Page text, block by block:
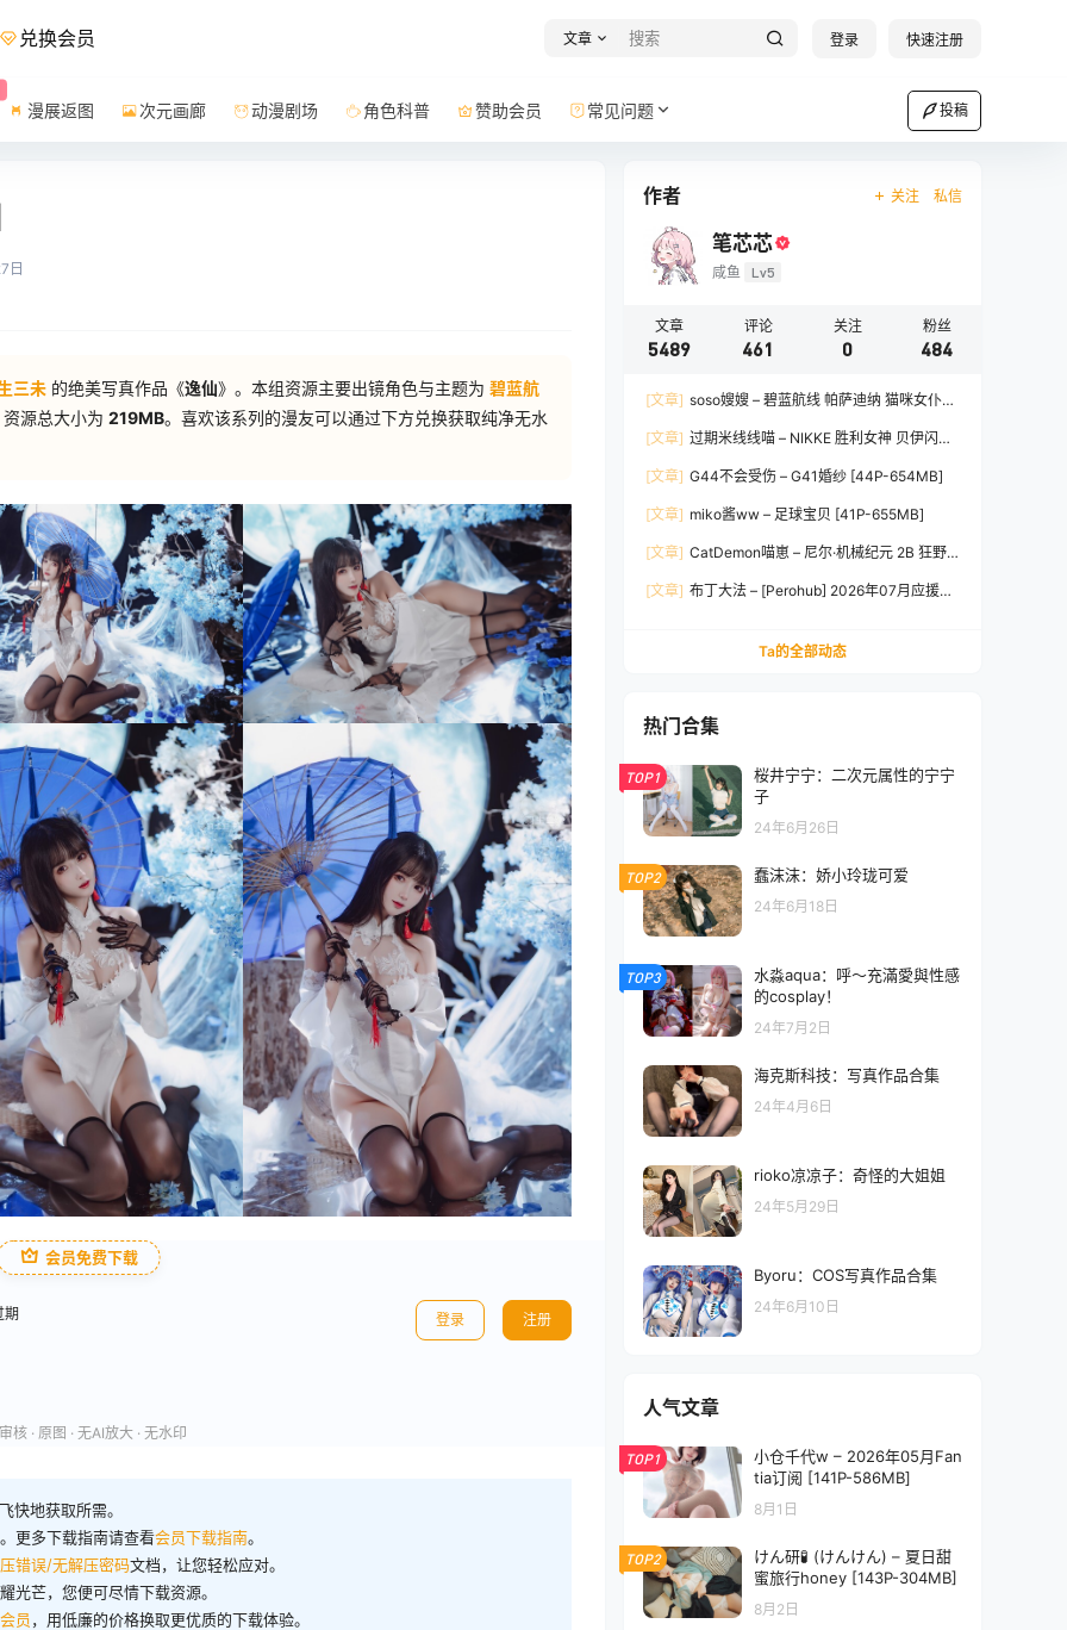
兑换会员 文章 登录 快速注册
漫展返图 次元画廊 动漫剧场 角色科普 赞助会员 常见问题 投稿
日
三未 的绝美写真作品《逸仙》。本组资源主要出镜角色与主题为 碧蓝航
资源总大小为 219MB。喜欢该系列的漫友可以通过下方兑换获取纯净无水
会员免费下载
期 登录 注册
核 · 原图 · 无AI放大 · 无水印
快地获取所需。
更多下载指南请查看会员下载指南。
错误/无解压密码文档，让您轻松应对。
光芒，您便可尽情下载资源。
员，用低廉的价格换取更优质的下载体验。
作者 关注 私信
笔芯芯
咸鱼 Lv5
文章
5489
评论
461
关注
0
粉丝
484
[文章] soso嫂嫂 – 碧蓝航线 帕萨迪纳 猫咪女仆
[文章] 过期米线线喵 – NIKKE 胜利女神 贝伊闪耀
[文章] G44不会受伤 – G41婚纱 [44P-654MB]
[文章] miko酱ww – 足球宝贝 [41P-655MB]
[文章] CatDemon喵崽 – 尼尔·机械纪元 2B 狂野
[文章] 布丁大法 – [Perohub] 2026年07月应援团
Ta的全部动态
热门合集
TOP1
桜井宁宁：二次元属性的宁宁
子
24年6月26日
TOP2 蠢沫沫：娇小玲珑可爱
24年6月18日
TOP3
水淼aqua：呼～充滿愛與性感
的cosplay！
24年7月2日
海克斯科技：写真作品合集
24年4月6日
rioko凉凉子：奇怪的大姐姐
24年5月29日
Byoru：COS写真作品合集
24年6月10日
人气文章
TOP1
小仓千代w – 2026年05月Fan
tia订阅 [141P-586MB]
8月1日
TOP2
けん研🧪 (けんけん) – 夏日甜
蜜旅行honey [143P-304MB]
8月2日